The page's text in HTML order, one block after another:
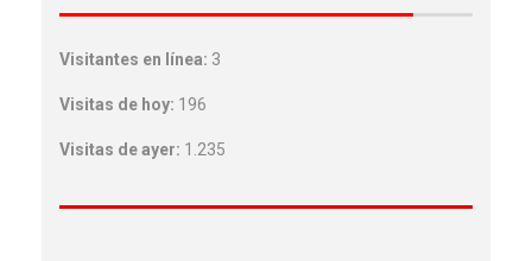
Visitantes en línea: 3
Visitas de hoy: 196
Visitas de ayer: 1.235